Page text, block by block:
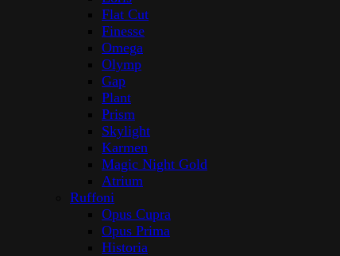
Flat Cut
Finesse
Omega
Olymp
Gap
Plant
Prism
Skylight
Karmen
Magic Night Gold
Atrium
Ruffoni
Opus Cupra
Opus Prima
Historia